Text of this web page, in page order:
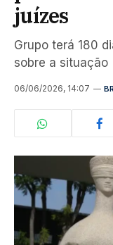
juízes
Grupo terá 180
sobre a situação
06/06/2026, 14:07